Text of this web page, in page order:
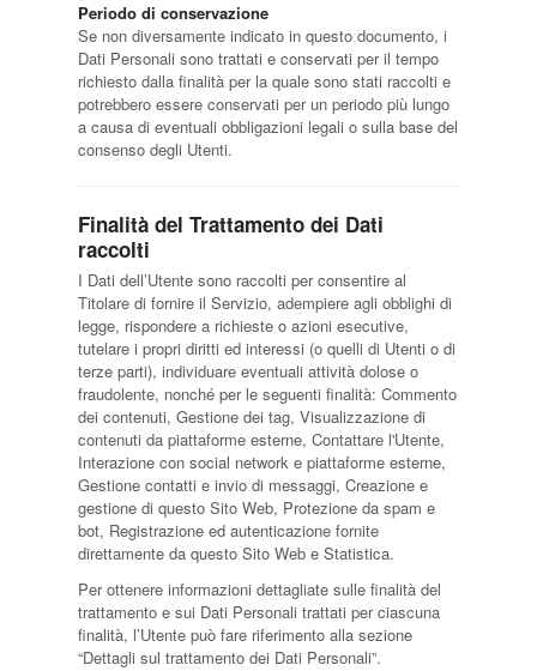
Periodo di conservazione
Se non diversamente indicato in questo documento, i
Dati Personali sono trattati e conservati per il tempo
richiesto dalla finalità per la quale sono stati raccolti e
potrebbero essere conservati per un periodo più lungo
a causa di eventuali obbligazioni legali o sulla base del
consenso degli Utenti.
Finalità del Trattamento dei Dati
raccolti
I Dati dell’Utente sono raccolti per consentire al
Titolare di fornire il Servizio, adempiere agli obblighi di
legge, rispondere a richieste o azioni esecutive,
tutelare i propri diritti ed interessi (o quelli di Utenti o di
terze parti), individuare eventuali attività dolose o
fraudolente, nonché per le seguenti finalità: Commento
dei contenuti, Gestione dei tag, Visualizzazione di
contenuti da piattaforme esterne, Contattare l'Utente,
Interazione con social network e piattaforme esterne,
Gestione contatti e invio di messaggi, Creazione e
gestione di questo Sito Web, Protezione da spam e
bot, Registrazione ed autenticazione fornite
direttamente da questo Sito Web e Statistica.
Per ottenere informazioni dettagliate sulle finalità del
trattamento e sui Dati Personali trattati per ciascuna
finalità, l’Utente può fare riferimento alla sezione
“Dettagli sul trattamento dei Dati Personali”.